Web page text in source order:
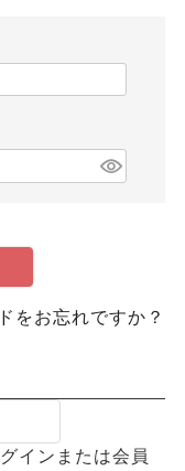
をお忘れですか？
インまたは会員